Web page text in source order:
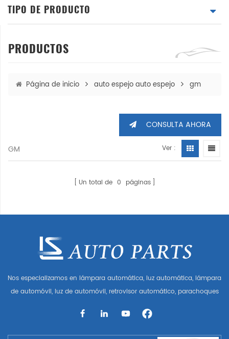
TIPO DE PRODUCTO
PRODUCTOS
Página de inicio auto espejo auto espejo gm
CONSULTA AHORA
GM Ver :
Un total de 0 páginas
Nos especializamos en lámpara automática, luz automática, lámpara
de automóvil, luz de automóvil, retrovisor automático, parachoques
automático, parte del cuerpo automática, etc. y accesorios de